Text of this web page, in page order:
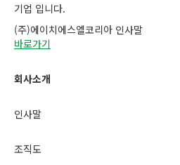
기업 입니다.
(주)에이치에스엘코리아 인사말
바로가기
회사소개
인사말
조직도